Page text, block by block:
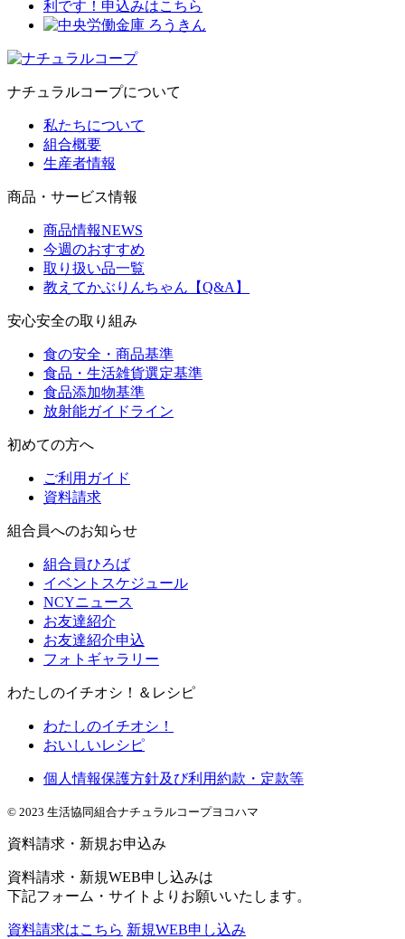
ナチュラルコープについて
私たちについて
組合概要
生産者情報
商品・サービス情報
商品情報NEWS
今週のおすすめ
取り扱い品一覧
教えてかぶりんちゃん【Q&A】
安心安全の取り組み
食の安全・商品基準
食品・生活雑貨選定基準
食品添加物基準
放射能ガイドライン
初めての方へ
ご利用ガイド
資料請求
組合員へのお知らせ
組合員ひろば
イベントスケジュール
NCYニュース
お友達紹介
お友達紹介申込
フォトギャラリー
わたしのイチオシ！＆レシピ
わたしのイチオシ！
おいしいレシピ
個人情報保護方針及び利用約款・定款等
© 2023 生活協同組合ナチュラルコープヨコハマ
資料請求・新規お申込み
資料請求・新規WEB申し込みは
下記フォーム・サイトよりお願いいたします。
資料請求はこちら 新規WEB申し込み